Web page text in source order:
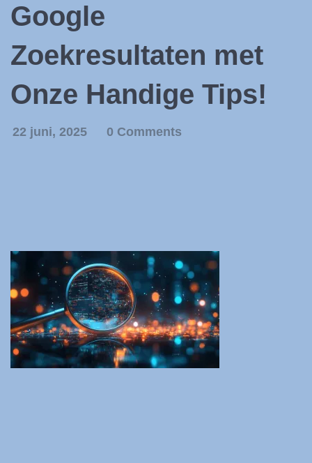
Google
Zoekresultaten met
Onze Handige Tips!
22 juni, 2025 0 Comments